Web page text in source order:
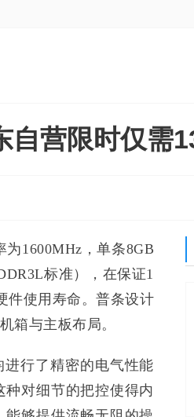
自营限时仅需
1600MHz，单条8GB
标准），在保证1
件使用寿命。普条设计
箱与主板布局。
行了精密的电气性能
对细节的把控使得内